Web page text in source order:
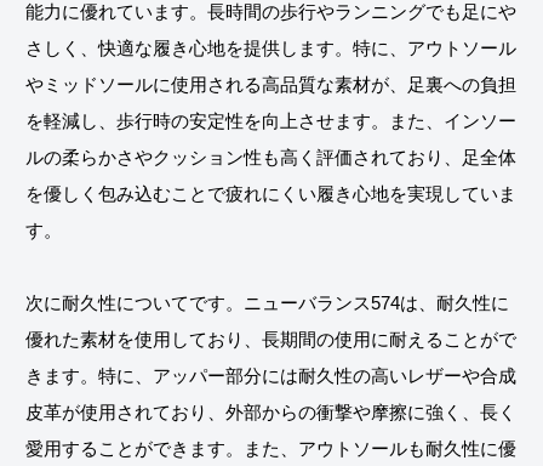
能力に優れています。長時間の歩行やランニングでも足にや
さしく、快適な履き心地を提供します。特に、アウトソール
やミッドソールに使用される高品質な素材が、足裏への負担
を軽減し、歩行時の安定性を向上させます。また、インソー
ルの柔らかさやクッション性も高く評価されており、足全体
を優しく包み込むことで疲れにくい履き心地を実現していま
す。
次に耐久性についてです。ニューバランス574は、耐久性に
優れた素材を使用しており、長期間の使用に耐えることがで
きます。特に、アッパー部分には耐久性の高いレザーや合成
皮革が使用されており、外部からの衝撃や摩擦に強く、長く
愛用することができます。また、アウトソールも耐久性に優